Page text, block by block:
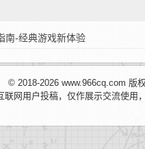
南-经典游戏新体验
© 2018-2026 www.966cq.com 版
网用户投稿，仅作展示交流使